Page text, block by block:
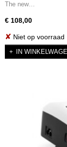
The new…
€ 108,00
✘ Niet op voorraad
IN